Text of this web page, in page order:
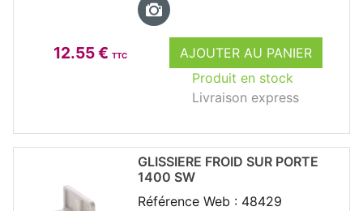
12.55 € TTC
AJOUTER AU PANIER
Produit en stock
Livraison express
GLISSIERE FROID SUR PORTE
1400 SW
Référence Web : 48429